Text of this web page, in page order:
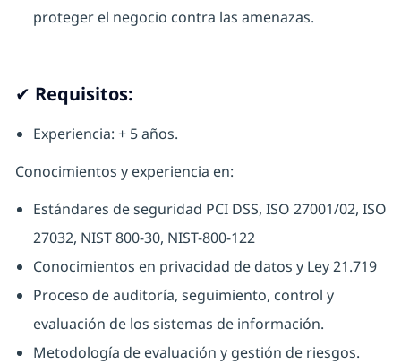
proteger el negocio contra las amenazas.
✔ Requisitos:
Experiencia: + 5 años.
Conocimientos y experiencia en:
Estándares de seguridad PCI DSS, ISO 27001/02, ISO
27032, NIST 800-30, NIST-800-122
Conocimientos en privacidad de datos y Ley 21.719
Proceso de auditoría, seguimiento, control y
evaluación de los sistemas de información.
Metodología de evaluación y gestión de riesgos.